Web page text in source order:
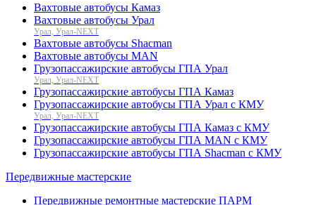
Вахтовые автобусы Камаз
Вахтовые автобусы Урал
Урал, Урал-NEXT
Вахтовые автобусы Shacman
Вахтовые автобусы MAN
Грузопассажирские автобусы ГПА Урал
Урал, Урал-NEXT
Грузопассажирские автобусы ГПА Камаз
Грузопассажирские автобусы ГПА Урал с КМУ
Урал, Урал-NEXT
Грузопассажирские автобусы ГПА Камаз с КМУ
Грузопассажирские автобусы ГПА MAN с КМУ
Грузопассажирские автобусы ГПА Shacman с КМУ
Передвижные мастерские
Передвижные ремонтные мастерские ПАРМ